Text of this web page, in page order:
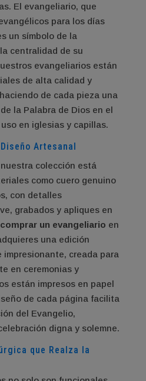
El evangeliario, que
para los días
un símbolo de la
centralidad de su
evangeliarios están
de alta calidad y
de cada pieza una
la Palabra de Dios en el
en iglesias y capillas.
Artesanal
colección está
como cuero genuino
con detalles
grabados y apliques en
comprar un evangeliario en
una edición
creada para
en ceremonias y
están impresos en papel
de cada página facilita
del Evangelio,
digna y solemne.
que Realza la